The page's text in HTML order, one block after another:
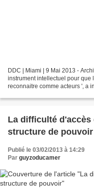
DDC | Miami | 9 Mai 2013 -
instrument intellectuel pour que
reconnaitre comme acteurs ', a
La difficulté
structure de pouvoir
Publié le 03/02/2013 à 14:29
Par guyzoducamer